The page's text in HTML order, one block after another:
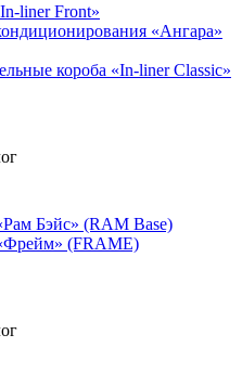
liner Front»
«Ангара»
короба «In-liner Classic»
Бэйс» (RAM Base)
(FRAME)